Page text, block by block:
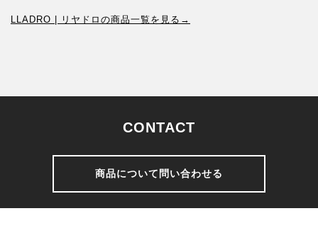
LLADRO | リヤドロの商品一覧を見る→
CONTACT
商品について問い合わせる